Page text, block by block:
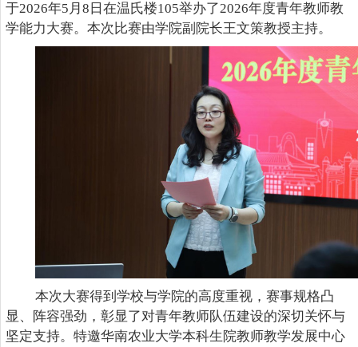
于2026年5月8日在温氏楼105举办了2026年度青年教师教
学能力大赛。本次比赛由学院副院长王文策教授主持。
本次大赛得到学校与学院的高度重视，赛事规格凸
显、阵容强劲，彰显了对青年教师队伍建设的深切关怀与
坚定支持。特邀华南农业大学本科生院教师教学发展中心